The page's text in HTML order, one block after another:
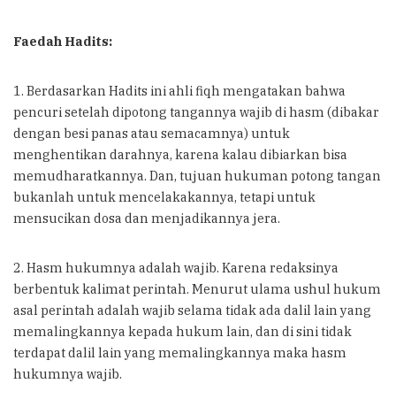
Faedah Hadits:
1. Berdasarkan Hadits ini ahli fiqh mengatakan bahwa
pencuri setelah dipotong tangannya wajib di hasm (dibakar
dengan besi panas atau semacamnya) untuk
menghentikan darahnya, karena kalau dibiarkan bisa
memudharatkannya. Dan, tujuan hukuman potong tangan
bukanlah untuk mencelakakannya, tetapi untuk
mensucikan dosa dan menjadikannya jera.
2. Hasm hukumnya adalah wajib. Karena redaksinya
berbentuk kalimat perintah. Menurut ulama ushul hukum
asal perintah adalah wajib selama tidak ada dalil lain yang
memalingkannya kepada hukum lain, dan di sini tidak
terdapat dalil lain yang memalingkannya maka hasm
hukumnya wajib.